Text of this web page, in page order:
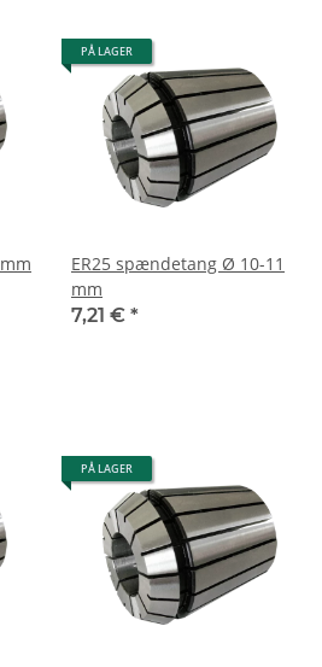
PÅ LAGER
ER25 spændetang Ø 10-11
mm
7,21 € *
PÅ LAGER